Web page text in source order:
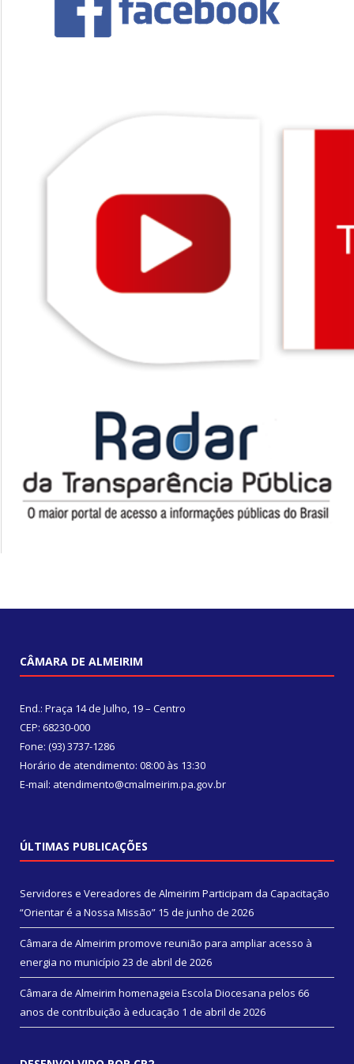
CÂMARA DE ALMEIRIM
End.: Praça 14 de Julho, 19 – Centro
CEP: 68230-000
Fone: (93) 3737-1286
Horário de atendimento: 08:00 às 13:30
E-mail: atendimento@cmalmeirim.pa.gov.br
ÚLTIMAS PUBLICAÇÕES
Servidores e Vereadores de Almeirim Participam da Capacitação
“Orientar é a Nossa Missão” 15 de junho de 2026
Câmara de Almeirim promove reunião para ampliar acesso à
energia no município 23 de abril de 2026
Câmara de Almeirim homenageia Escola Diocesana pelos 66
anos de contribuição à educação 1 de abril de 2026